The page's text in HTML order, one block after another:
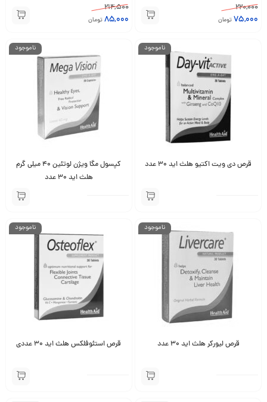
220,000
75,000تومان
214,500
85,000 تومان
ناموجود
قرص دی ویت اکتیو هلث اید ۳۰ عدد
ناموجود
کپسول مگا ویژن لوتئین 40 میلی گرم
هلث اید 30 عدد
ناموجود
قرص لیورکر هلث اید 30 عدد
ناموجود
قرص استئوفلکس هلث اید ۳۰ عددی